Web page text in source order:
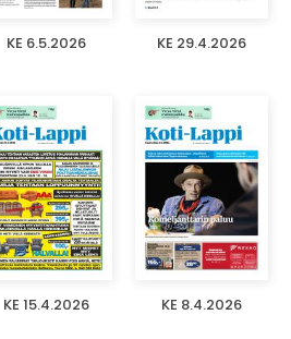
KE 6.5.2026 KE 29.4.2026
KE 15.4.2026 KE 8.4.2026